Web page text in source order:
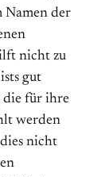
Namen der
nicht zu
gut
die für ihre
werden
nicht